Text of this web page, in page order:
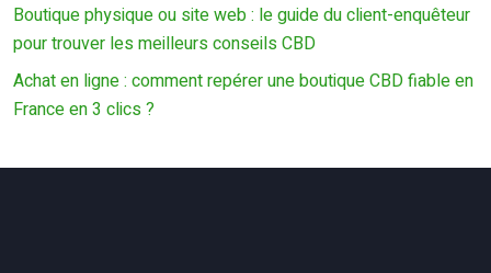
Boutique physique ou site web : le guide du client-enquêteur
pour trouver les meilleurs conseils CBD
Achat en ligne : comment repérer une boutique CBD fiable en
France en 3 clics ?